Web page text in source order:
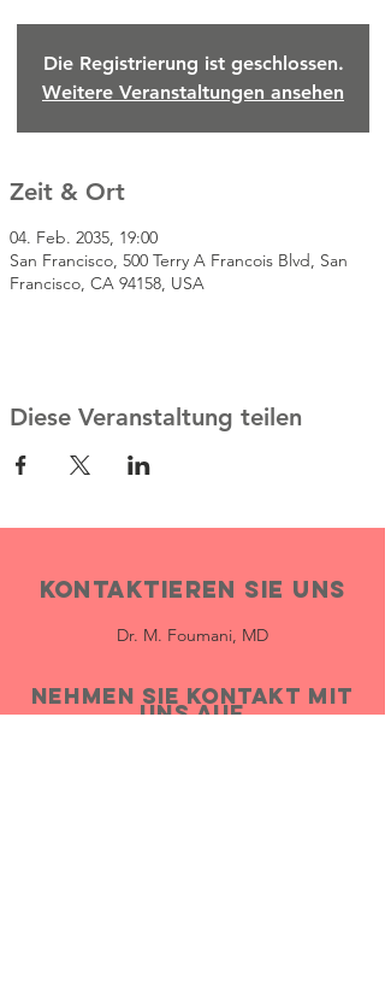
Die Registrierung ist geschlossen.
Weitere Veranstaltungen ansehen
Zeit & Ort
04. Feb. 2035, 19:00
San Francisco, 500 Terry A Francois Blvd, San
Francisco, CA 94158, USA
Diese Veranstaltung teilen
Kontaktieren Sie uns
Dr. M. Foumani, MD
Nehmen Sie Kontakt mit
uns auf